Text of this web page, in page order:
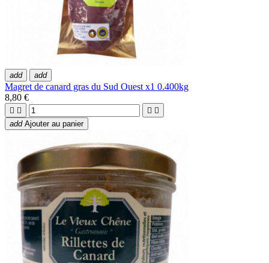
add add
Magret de canard gras du Sud Ouest x1 0.400kg
8,80 €
   
add Ajouter au panier